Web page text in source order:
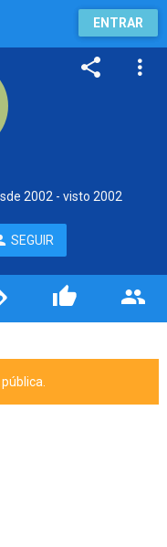
ENTRAR
2002 - visto 2002
SEGUIR